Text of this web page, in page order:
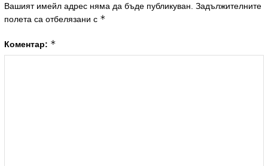
Вашият имейл адрес няма да бъде публикуван. Задължителните
полета са отбелязани с *
Коментар: *